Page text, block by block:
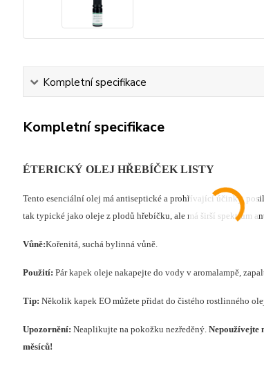
Kompletní specifikace
Kompletní specifikace
ÉTERICKÝ OLEJ HŘEBÍČEK LISTY
Tento esenciální olej má antiseptické a prohřívající účinky,
tak typické jako oleje z plodů hřebíčku, ale má širší spektrum
Vůně:Kořenitá, suchá bylinná vůně.
Použití: Pár kapek oleje nakapejte do vody v aromalampě,
Tip: Několik kapek EO můžete přidat do čistého rostlinného
Upozornění: Neaplikujte na pokožku nezředěný. Nepoužívejte
měsíců!